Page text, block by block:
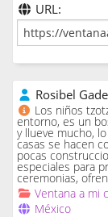
URL:
Rosibel
Los niños
entorno, es un
y llueve mucho,
casas se hacen
pocas
especiales para
ceremonias,
Ventana a mi
México